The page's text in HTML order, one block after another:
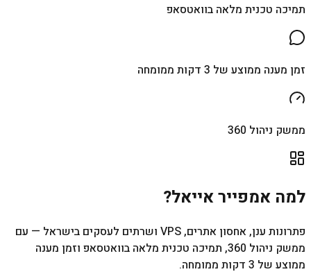
תמיכה טכנית מלאה בוואטסאפ
זמן מענה ממוצע של 3 דקות ממומחה
ממשק ניהול 360
למה אמפייר אייאל?
פתרונות ענן, אחסון אתרים, VPS ושרתים לעסקים בישראל — עם
ממשק ניהול 360, תמיכה טכנית מלאה בוואטסאפ וזמן מענה
ממוצע של 3 דקות ממומחה.